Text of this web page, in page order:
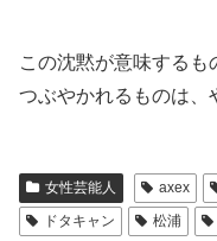
この沈黙が意味するも
つぶやかれるものは、
女性芸能人 axex
ドタキャン
松浦